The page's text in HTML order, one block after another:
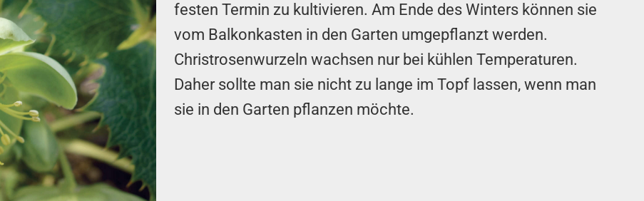
festen Termin zu kultivieren. Am Ende des Winters können sie
vom Balkonkasten in den Garten umgepflanzt werden.
Christrosenwurzeln wachsen nur bei kühlen Temperaturen.
Daher sollte man sie nicht zu lange im Topf lassen, wenn man
sie in den Garten pflanzen möchte.